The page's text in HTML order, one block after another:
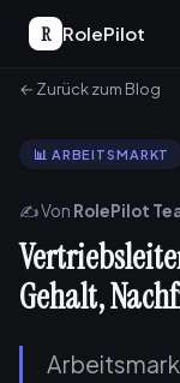
R RolePilot
← Zurück zum Blog
📊 ARBEITSMARKT
✍️ Von RolePilot
Gehalt,